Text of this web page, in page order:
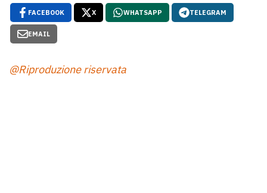
FACEBOOK X WHATSAPP TELEGRAM
EMAIL
@Riproduzione riservata